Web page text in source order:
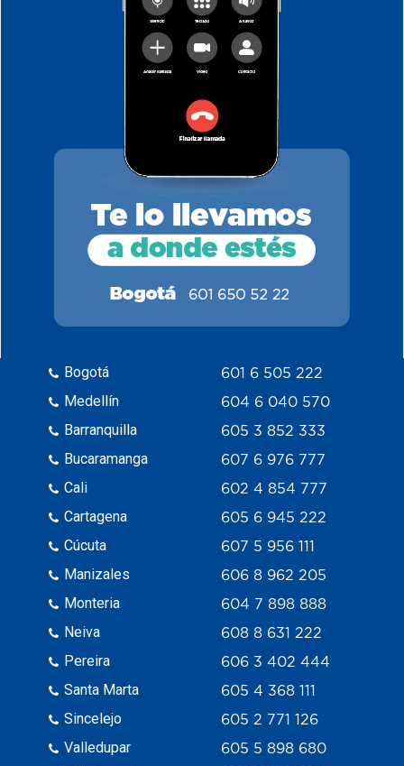
Bogotá
Medellín
Barranquilla
Bucaramanga
Cali
Cartagena
Cúcuta
Manizales
Monteria
Neiva
Pereira
Santa Marta
Sincelejo
Valledupar
601 6 505 222
604 6 040 570
605 3 852 333
607 6 976 777
602 4 854 777
605 6 945 222
607 5 956 111
606 8 962 205
604 7 898 888
608 8 631 222
606 3 402 444
605 4 368 111
605 2 771 126
605 5 898 680